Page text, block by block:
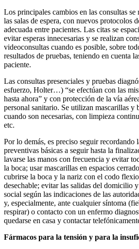
Los principales cambios en las consultas
las salas de espera, con nuevos protocolos
adecuada entre pacientes. Las citas se
evitar esperas innecesarias y se realizan
videoconsultas cuando es posible, sobre
resultados de pruebas, teniendo en cuenta
paciente.
Las consultas presenciales y pruebas
esfuerzo, Holter…) “se efectúan con las
hasta ahora” y con protección de la vía
personal sanitario. Se utilizan mascarillas y
cuando son necesarias, con limpieza
etc.
Por lo demás, es preciso seguir recordando
preventivas básicas a seguir hasta la
lavarse las manos con frecuencia y evitar
la boca; usar mascarillas en espacios
cubrirse la boca y la nariz con el codo
desechable; evitar las salidas del domicilio
social según las indicaciones de las
y, especialmente, ante cualquier síntoma
respirar) o contacto con un enfermo
quedarse en casa y contactar
Fármacos para la tensión y para la